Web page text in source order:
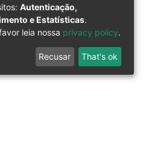
Autenticação,
e Estatísticas.
leia nossa privacy policy.
Recusar That's ok